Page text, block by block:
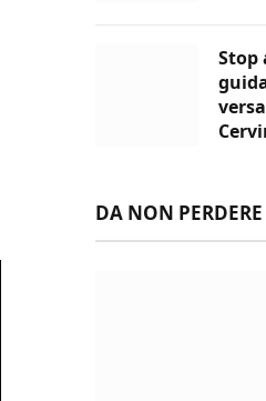
Stop
DA NON PERDERE